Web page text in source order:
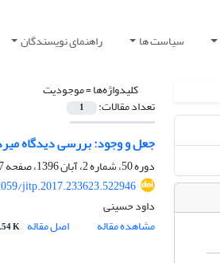
سیاست ها راهنمای نویسندگان
کلیدواژه‌ها =موجودیت
تعداد مقالات: 1
جعل و وجود: بررسی دیدگاه
دوره 50، شماره 2، آبان 1396، صفحه
jitp.2017.233623.522946
داود حسینی
مشاهده مقاله
اصل مقاله K